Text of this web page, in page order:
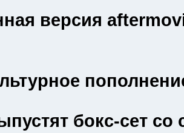
версия
бокс-сет